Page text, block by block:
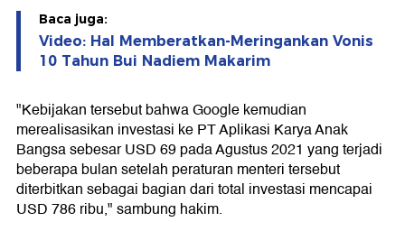
Baca juga:
Video: Hal Memberatkan-Meringankan Vonis
10 Tahun Bui Nadiem Makarim
"Kebijakan tersebut bahwa Google kemudian
merealisasikan investasi ke PT Aplikasi Karya Anak
Bangsa sebesar USD 69 pada Agustus 2021 yang terjadi
beberapa bulan setelah peraturan menteri tersebut
diterbitkan sebagai bagian dari total investasi mencapai
USD 786 ribu," sambung hakim.